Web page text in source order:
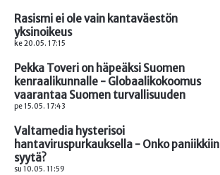
Rasismi ei ole vain kantaväestön
yksinoikeus
ke 20.05. 17:15
Pekka Toveri on häpeäksi Suomen
kenraalikunnalle - Globaalikokoomus
vaarantaa Suomen turvallisuuden
pe 15.05. 17:43
Valtamedia hysterisoi
hantaviruspurkauksella - Onko paniikkiin
syytä?
su 10.05. 11:59